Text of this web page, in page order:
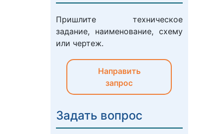
Пришлите техническое
задание, наименование, схему
или чертеж.
Направить
запрос
Задать вопрос